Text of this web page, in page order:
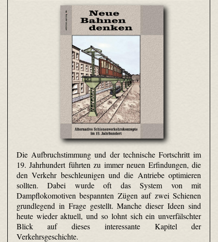
Die Aufbruchstimmung und der technische Fortschritt im
19. Jahrhundert führten zu immer neuen Erfindungen, die
den Verkehr beschleunigen und die Antriebe optimieren
sollten. Dabei wurde oft das System von mit
Dampflokomotiven bespannten Zügen auf zwei Schienen
grundlegend in Frage gestellt. Manche dieser Ideen sind
heute wieder aktuell, und so lohnt sich ein unverfälschter
Blick auf dieses interessante Kapitel der
Verkehrsgeschichte.